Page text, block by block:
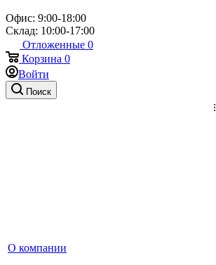
Офис: 9:00-18:00
Склад: 10:00-17:00
Отложенные 0
Корзина 0
Войти
Поиск
О компании